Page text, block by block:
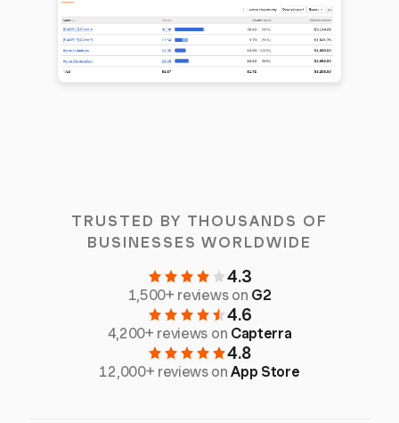
TRUSTED BY THOUSANDS OF
BUSINESSES WORLDWIDE
4.3
1,500+ reviews on G2
4.6
4,200+ reviews on Capterra
4.8
12,000+ reviews onApp Store